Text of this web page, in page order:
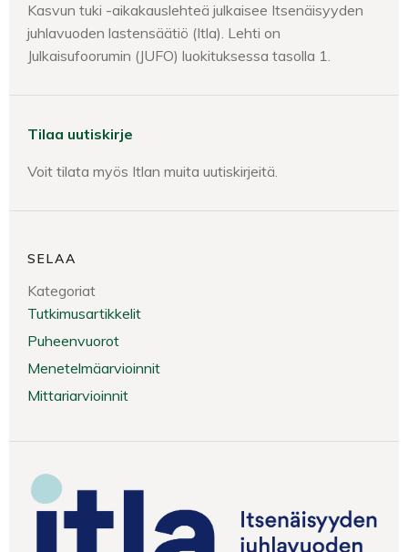
Kasvun tuki -aikakauslehteä julkaisee Itsenäisyyden
juhlavuoden lastensäätiö (Itla). Lehti on
Julkaisufoorumin (JUFO) luokituksessa tasolla 1.
Tilaa uutiskirje
Voit tilata myös Itlan muita uutiskirjeitä.
SELAA
Kategoriat
Tutkimusartikkelit
Puheenvuorot
Menetelmäarvioinnit
Mittariarvioinnit